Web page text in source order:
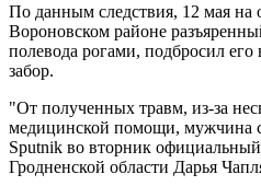
По данным следствия, 12 мая на
Вороновском районе
полевода рогами, подбросил его
забор.
"От полученных травм, из-за
медицинской помощи, мужчина
Sputnik во вторник
Гродненской области Дарья